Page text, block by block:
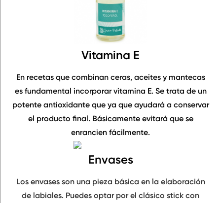
Vitamina E
En recetas que combinan ceras, aceites y mantecas
es fundamental incorporar vitamina E. Se trata de un
potente antioxidanteque ya que ayudará a conservar
el producto final. Básicamente evitará que se
enrancien fácilmente.
Envases
Los envasesson una pieza básica en la elaboración
de labiales. Puedes optar por el clásico stick con